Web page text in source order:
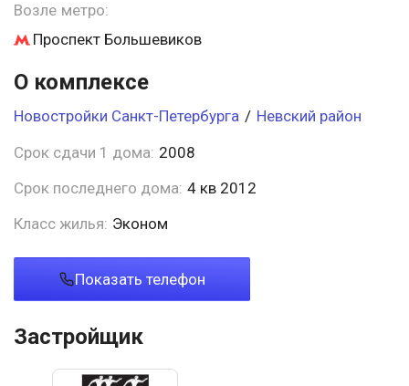
Возле метро:
Проспект Большевиков
О комплексе
Новостройки Санкт-Петербурга / Невский район
Срок сдачи 1 дома: 2008
Срок последнего дома: 4 кв 2012
Класс жилья: Эконом
Показать телефон
Застройщик